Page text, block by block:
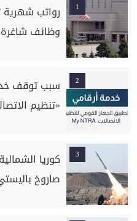
1
وظائف شاغرة
2
سبب توقف
«تنظيم
3
كوريا
صاروخ